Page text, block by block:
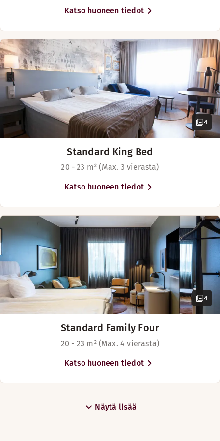
Katso huoneen tiedot
4
Standard King Bed
20 - 23 m² (Max. 3 vierasta)
Katso huoneen tiedot
4
Standard Family Four
20 - 23 m² (Max. 4 vierasta)
Katso huoneen tiedot
Näytä lisää
Näytä lisää
Vuodevaihtoehdot
Saatavilla rajoitetusti
Vuoteet enintään 4 henkilölle